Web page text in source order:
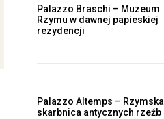
Palazzo Braschi – Muzeum
Rzymu w dawnej papieskiej
rezydencji
Palazzo Altemps – Rzymska
skarbnica antycznych rzeźb